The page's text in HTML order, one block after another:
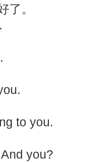
了。
to you.
you?